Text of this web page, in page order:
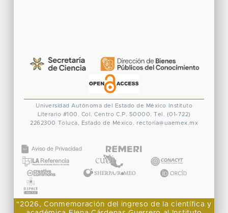
Universidad Autónoma del Estado de México
Instituto
Literario #100. Col. Centro C.P. 50000. Tel. (01-722)
2262300 Toluca, Estado de México. rectoria@uaemex.mx
"2026, Conmemoración del ingreso de la científica y